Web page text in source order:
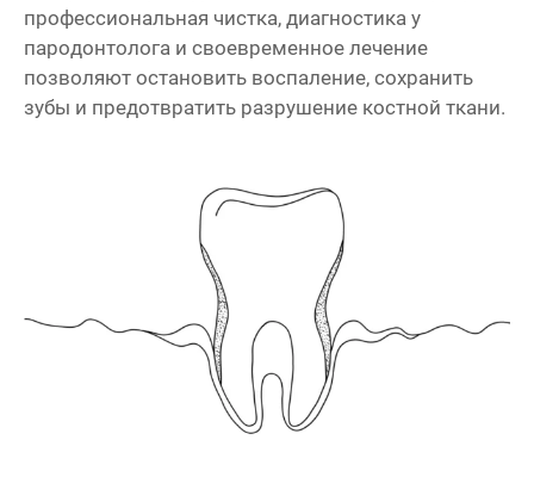
профессиональная чистка, диагностика у
пародонтолога и своевременное лечение
позволяют остановить воспаление, сохранить
зубы и предотвратить разрушение костной ткани.